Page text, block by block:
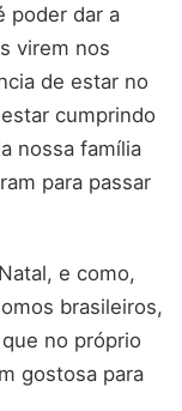
poder dar a
virem nos
de estar no
cumprindo
nossa família
para passar
e como,
brasileiros,
no próprio
gostosa para